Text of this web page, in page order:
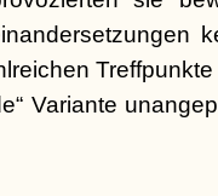
Variante